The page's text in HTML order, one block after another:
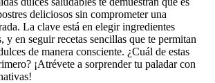
deliciosos sin comprometer una
La clave está en elegir ingredientes
y en seguir recetas sencillas que te permitan
de manera consciente. ¿Cuál de estas
¡Atrévete a sorprender tu paladar con